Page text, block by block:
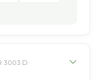
HR 3003 D